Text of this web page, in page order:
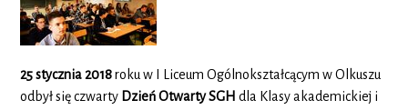
25 stycznia 2018roku w I Liceum Ogólnokształcącym w Olkuszu
odbył się czwarty Dzień Otwarty SGH dla Klasy akademickiej i